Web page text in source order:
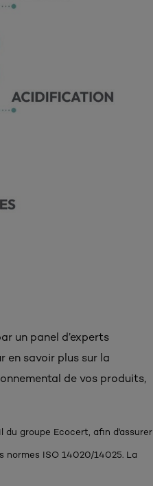
un panel d’experts
en savoir plus sur la
de vos produits,
du groupe Ecocert, afin d'assurer
normes ISO 14020/14025. La